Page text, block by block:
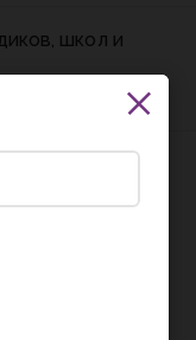
школ и
нашей сети.